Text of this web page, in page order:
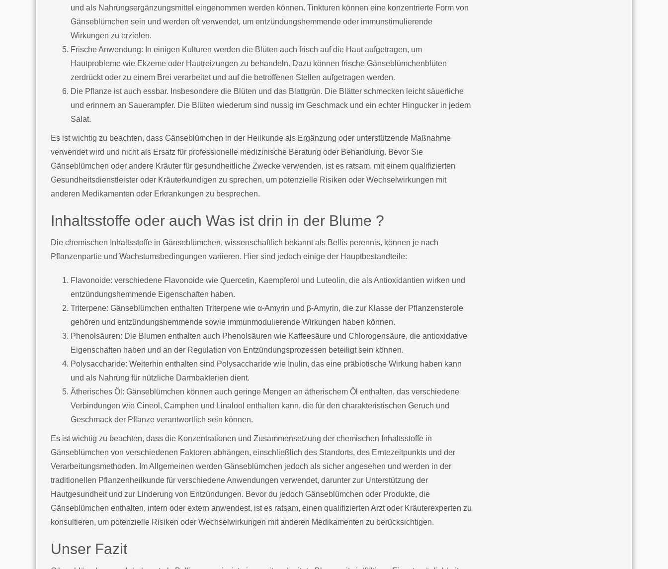
und als Nahrungsergänzungsmittel eingenommen werden können. Tinkturen können eine konzentrierte Form von
Gänseblümchen sein und werden oft verwendet, um entzündungshemmende oder immunstimulierende
Wirkungen zu erzielen.
Frische Anwendung: In einigen Kulturen werden die Blüten auch frisch auf die Haut aufgetragen, um
Hautprobleme wie Ekzeme oder Hautreizungen zu behandeln. Dazu können frische Gänseblümchenblüten
zerdrückt oder zu einem Brei verarbeitet und auf die betroffenen Stellen aufgetragen werden.
Die Pflanze ist auch essbar. Insbesondere die Blüten und das Blattgrün. Die Blätter schmecken leicht säuerliche
und erinnern an Sauerampfer. Die Blüten wiederum sind nussig im Geschmack und ein echter Hingucker in jedem
Salat.
Es ist wichtig zu beachten, dass Gänseblümchen in der Heilkunde als Ergänzung oder unterstützende Maßnahme
verwendet wird und nicht als Ersatz für professionelle medizinische Beratung oder Behandlung. Bevor Sie
Gänseblümchen oder andere Kräuter für gesundheitliche Zwecke verwenden, ist es ratsam, mit einem qualifizierten
Gesundheitsdienstleister oder Kräuterkundigen zu sprechen, um potenzielle Risiken oder Wechselwirkungen mit
anderen Medikamenten oder Erkrankungen zu besprechen.
Inhaltsstoffe oder auch Was ist drin in der Blume ?
Die chemischen Inhaltsstoffe in Gänseblümchen, wissenschaftlich bekannt als Bellis perennis, können je nach
Pflanzenpartie und Wachstumsbedingungen variieren. Hier sind jedoch einige der Hauptbestandteile:
Flavonoide: verschiedene Flavonoide wie Quercetin, Kaempferol und Luteolin, die als Antioxidantien wirken und
entzündungshemmende Eigenschaften haben.
Triterpene: Gänseblümchen enthalten Triterpene wie α-Amyrin und β-Amyrin, die zur Klasse der Pflanzensterole
gehören und entzündungshemmende sowie immunmodulierende Wirkungen haben können.
Phenolsäuren: Die Blumen enthalten auch Phenolsäuren wie Kaffeesäure und Chlorogensäure, die antioxidative
Eigenschaften haben und an der Regulation von Entzündungsprozessen beteiligt sein können.
Polysaccharide: Weiterhin enthalten sind Polysaccharide wie Inulin, das eine präbiotische Wirkung haben kann
und als Nahrung für nützliche Darmbakterien dient.
Ätherisches Öl: Gänseblümchen können auch geringe Mengen an ätherischem Öl enthalten, das verschiedene
Verbindungen wie Cineol, Camphen und Linalool enthalten kann, die für den charakteristischen Geruch und
Geschmack der Pflanze verantwortlich sein können.
Es ist wichtig zu beachten, dass die Konzentrationen und Zusammensetzung der chemischen Inhaltsstoffe in
Gänseblümchen von verschiedenen Faktoren abhängen, einschließlich des Standorts, des Erntezeitpunkts und der
Verarbeitungsmethoden. Im Allgemeinen werden Gänseblümchen jedoch als sicher angesehen und werden in der
traditionellen Pflanzenheilkunde für verschiedene Anwendungen verwendet, darunter zur Unterstützung der
Hautgesundheit und zur Linderung von Entzündungen. Bevor du jedoch Gänseblümchen oder Produkte, die
Gänseblümchen enthalten, intern oder extern anwendest, ist es ratsam, einen qualifizierten Arzt oder Kräuterexperten zu
konsultieren, um potenzielle Risiken oder Wechselwirkungen mit anderen Medikamenten zu berücksichtigen.
Unser Fazit